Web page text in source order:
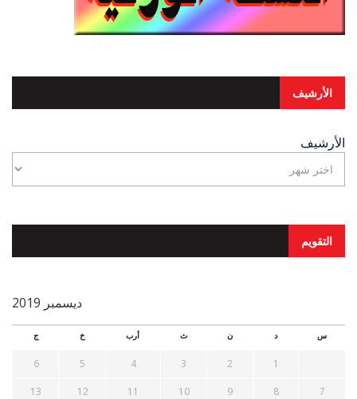
الأرشيف
الأرشيف
التقويم
ديسمبر 2019
س د ن ث أرب خ ج
1
2
3
4
5
6
7
8
9
10
11
12
13